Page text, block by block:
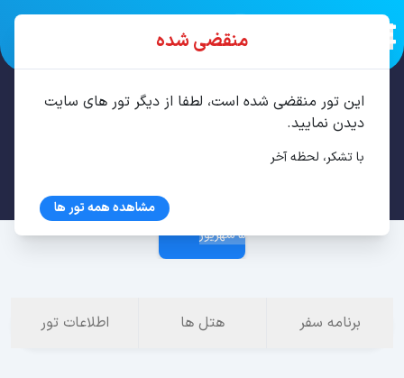
تور باتومی 3 شب شهریور
5 شهریور
برنامه سفر هتل ها اطلاعات تور
منقضی شده
این تور منقضی شده است، لطفا از دیگر تور های سایت
دیدن نمایید.
با تشکر، لحظه آخر
مشاهده همه تور ها